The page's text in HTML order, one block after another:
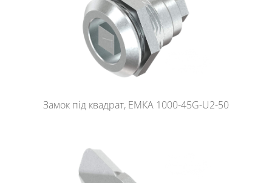
Замок під квадрат, ЕМКА 1000-45G-U2-50